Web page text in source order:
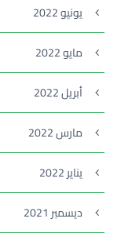
يونيو 2022
مايو 2022
أبريل 2022
مارس 2022
يناير 2022
ديسمبر 2021